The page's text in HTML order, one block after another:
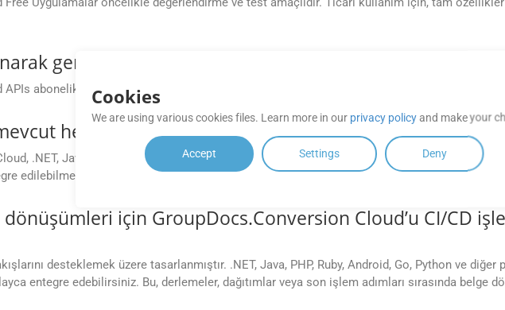
gerçekleştirebileceğim dönüşüm sayısına bir limit
abonelik planınıza dayanan esnek dönüşüm sınırları sunar. İletişim GroupDocs
herhangi bir SDK var. Dönüşüm Bulut APIleri?
.NET, Java, Android, PHP, Node.js, Python, Ruby, cURL ve Go gibi çeşitli programlama
edilebilmesini sağlar.
için GroupDocs.Conversion Cloud’u CI/CD
desteklemek üzere tasarlanmıştır. .NET, Java, PHP, Ruby, Android, Go, Python ve
entegre edebilirsiniz. Bu, derlemeler, dağıtımlar veya son işlem adımları sırasında
Cookies
We are using various cookies files. Learn more in our privacy policyand make your
Accept Settings Deny